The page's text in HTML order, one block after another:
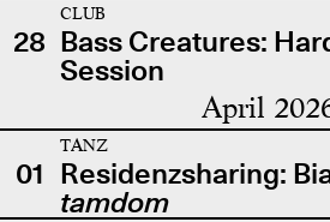
28
CLUB
Bass Creatures:
Session
April
01
TANZ
Residenzsharing:
tamdom